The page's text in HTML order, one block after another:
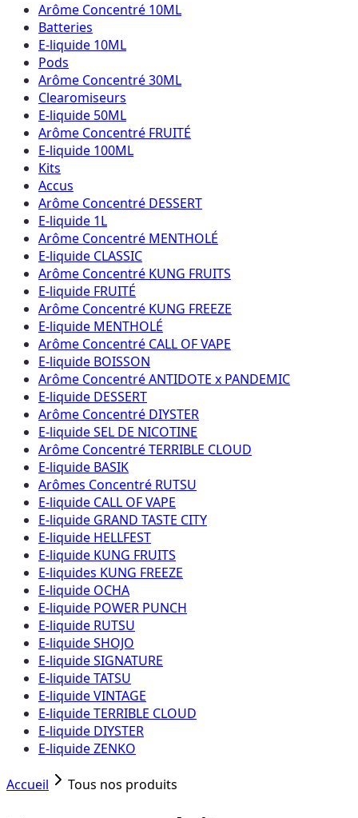
Arôme Concentré 10ML
Batteries
E-liquide 10ML
Pods
Arôme Concentré 30ML
Clearomiseurs
E-liquide 50ML
Arôme Concentré FRUITÉ
E-liquide 100ML
Kits
Accus
Arôme Concentré DESSERT
E-liquide 1L
Arôme Concentré MENTHOLÉ
E-liquide CLASSIC
Arôme Concentré KUNG FRUITS
E-liquide FRUITÉ
Arôme Concentré KUNG FREEZE
E-liquide MENTHOLÉ
Arôme Concentré CALL OF VAPE
E-liquide BOISSON
Arôme Concentré ANTIDOTE x PANDEMIC
E-liquide DESSERT
Arôme Concentré DIYSTER
E-liquide SEL DE NICOTINE
Arôme Concentré TERRIBLE CLOUD
E-liquide BASIK
Arômes Concentré RUTSU
E-liquide CALL OF VAPE
E-liquide GRAND TASTE CITY
E-liquide HELLFEST
E-liquide KUNG FRUITS
E-liquides KUNG FREEZE
E-liquide OCHA
E-liquide POWER PUNCH
E-liquide RUTSU
E-liquide SHOJO
E-liquide SIGNATURE
E-liquide TATSU
E-liquide VINTAGE
E-liquide TERRIBLE CLOUD
E-liquide DIYSTER
E-liquide ZENKO
Accueil Tous nos produits